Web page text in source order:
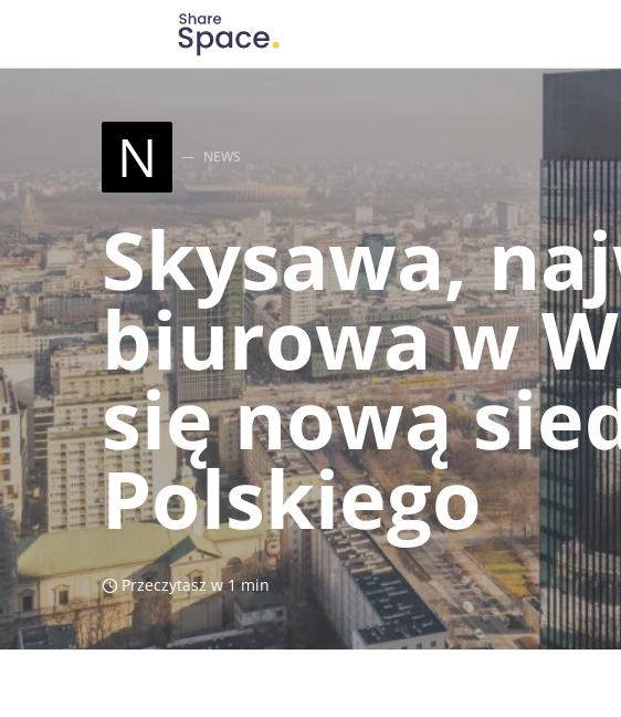
Search for:
When autocomplete results are available use up and down
N NEWS
Skysawa,
biurowa w
się nową
Polskiego
Przeczytasz w 1 min